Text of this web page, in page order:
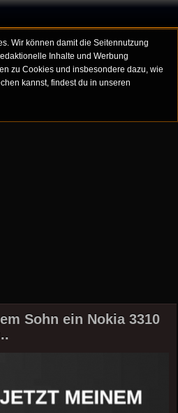
Wir können damit die Seitennutzung
Inhalte und Werbung
zu Cookies und insbesondere dazu, wie
kannst, findest du in unseren
Sohn ein Nokia 3310